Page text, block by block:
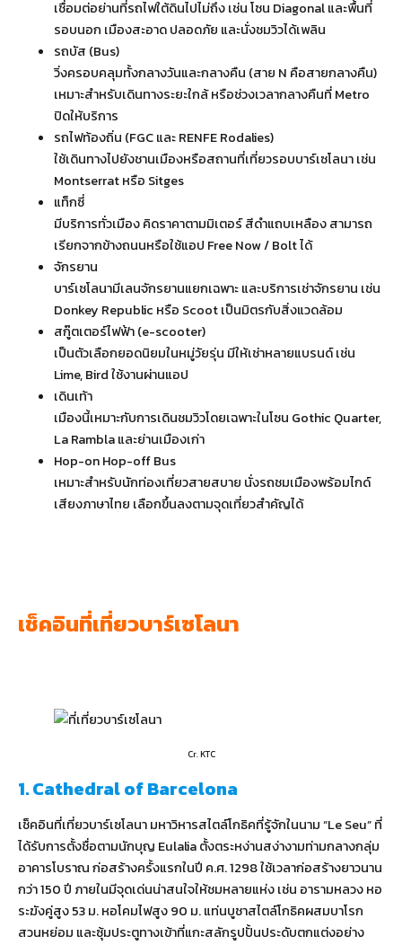
เชื่อมต่อย่านที่รถไฟใต้ดินไปไม่ถึง เช่น โซน Diagonal และพื้นที่
รอบนอก เมืองสะอาด ปลอดภัย และนั่งชมวิวได้เพลิน
รถบัส (Bus)
วิ่งครอบคลุมทั้งกลางวันและกลางคืน (สาย N คือสายกลางคืน)
เหมาะสำหรับเดินทางระยะใกล้ หรือช่วงเวลากลางคืนที่ Metro
ปิดให้บริการ
รถไฟท้องถิ่น (FGC และ RENFE Rodalies)
ใช้เดินทางไปยังชานเมืองหรือสถานที่เที่ยวรอบบาร์เซโลนา เช่น
Montserrat หรือ Sitges
แท็กซี่
มีบริการทั่วเมือง คิดราคาตามมิเตอร์ สีดำแถบเหลือง สามารถ
เรียกจากข้างถนนหรือใช้แอป Free Now / Bolt ได้
จักรยาน
บาร์เซโลนามีเลนจักรยานแยกเฉพาะ และบริการเช่าจักรยาน เช่น
Donkey Republic หรือ Scoot เป็นมิตรกับสิ่งแวดล้อม
สกู๊ตเตอร์ไฟฟ้า (e-scooter)
เป็นตัวเลือกยอดนิยมในหมู่วัยรุ่น มีให้เช่าหลายแบรนด์ เช่น
Lime, Bird ใช้งานผ่านแอป
เดินเท้า
เมืองนี้เหมาะกับการเดินชมวิวโดยเฉพาะในโซน Gothic Quarter,
La Rambla และย่านเมืองเก่า
Hop-on Hop-off Bus
เหมาะสำหรับนักท่องเที่ยวสายสบาย นั่งรถชมเมืองพร้อมไกด์
เสียงภาษาไทย เลือกขึ้นลงตามจุดเที่ยวสำคัญได้
เช็คอินที่เที่ยวบาร์เซโลนา
Cr. KTC
1. Cathedral of Barcelona
เช็คอินที่เที่ยวบาร์เซโลนา มหาวิหารสไตล์โกธิคที่รู้จักในนาม “Le Seu” ที่
ได้รับการตั้งชื่อตามนักบุญ Eulalia ตั้งตระหง่านสง่างามท่ามกลางกลุ่ม
อาคารโบราณ ก่อสร้างครั้งแรกในปี ค.ศ. 1298 ใช้เวลาก่อสร้างยาวนาน
กว่า 150 ปี ภายในมีจุดเด่นน่าสนใจให้ชมหลายแห่ง เช่น อารามหลวง หอ
ระฆังคู่สูง 53 ม. หอโคมไฟสูง 90 ม. แท่นบูชาสไตล์โกธิคผสมบาโรก
สวนหย่อม และซุ้มประตูทางเข้าที่แกะสลักรูปปั้นประดับตกแต่งอย่าง